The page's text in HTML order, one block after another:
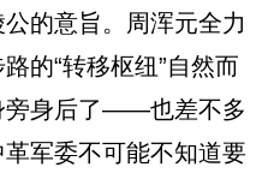
的意旨。周浑元全力
的“转移枢纽”自然而
旁身后了——也差不多
军委不可能不知道要